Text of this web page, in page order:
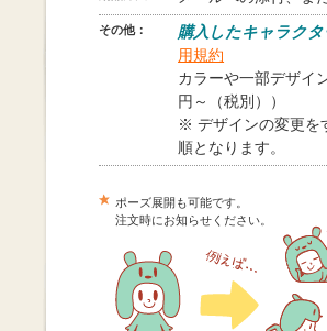
その他：
購入したキャラク
用規約
カラーや一部デザイ
円～（税別））
※ デザインの変更を
順となります。
ポーズ展開も可能です。
注文時にお知らせください。